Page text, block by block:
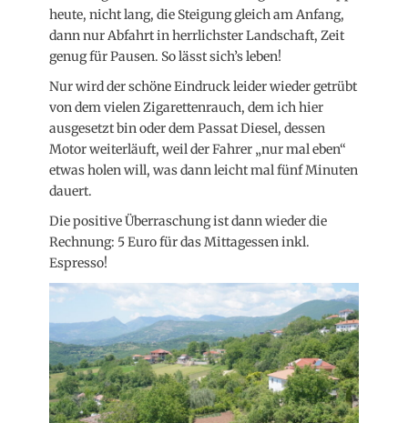
heute, nicht lang, die Steigung gleich am Anfang,
dann nur Abfahrt in herrlichster Landschaft, Zeit
genug für Pausen. So lässt sich’s leben!
Nur wird der schöne Eindruck leider wieder getrübt
von dem vielen Zigarettenrauch, dem ich hier
ausgesetzt bin oder dem Passat Diesel, dessen
Motor weiterläuft, weil der Fahrer „nur mal eben“
etwas holen will, was dann leicht mal fünf Minuten
dauert.
Die positive Überraschung ist dann wieder die
Rechnung: 5 Euro für das Mittagessen inkl.
Espresso!